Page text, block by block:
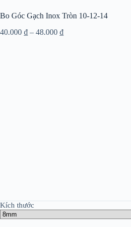
Bo Góc Gạch Inox Tròn 10-12-14
40.000 ₫ – 48.000 ₫
Kích thước